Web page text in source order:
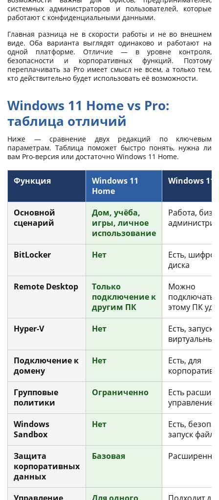
системных администраторов и пользователей, которые
работают с конфиденциальными данными.
Главная разница не в скорости работы и не во внешнем
виде. Оба варианта выглядят одинаково и работают на
одной платформе. Отличие — в уровне контроля,
безопасности и корпоративных функций. Поэтому
переплачивать за Pro имеет смысл не всем, а только тем,
кто действительно будет использовать её возможности.
Windows 11 Home vs Pro:
таблица отличий
Ниже — сравнение двух редакций по ключевым
параметрам. Таблица поможет быстро понять, нужна ли
вам Pro-версия или достаточно Windows 11 Home.
Функция
Windows 11
Home
Windows 11
Основной
сценарий
Дом, учёба,
игры, личное
использование
Работа,
BitLocker Нет
Есть,
диска
Remote Desktop
Только
подключение к
другим ПК
Можно
этому ПК
Hyper-V
Нет
Есть, запуск
Подключение к
домену
Нет
Есть, для
Групповые
политики
Ограниченно
Есть
управление
Windows
Sandbox
Нет
Есть,
запуск
Защита
корпоративных
данных
Базовая